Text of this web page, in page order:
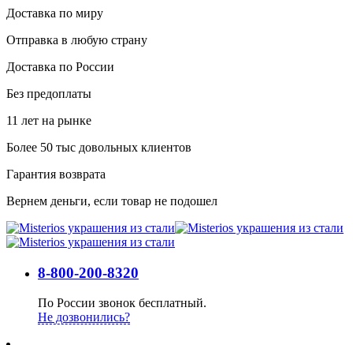
Доставка по миру
Отправка в любую страну
Доставка по России
Без предоплаты
11 лет на рынке
Более 50 тыс довольных клиентов
Гарантия возврата
Вернем деньги, если товар не подошел
8-800-200-8320
По России звонок бесплатный.
Не дозвонились?